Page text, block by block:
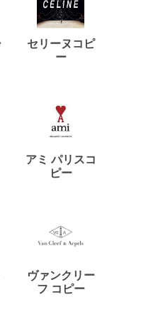
セリーヌコピ
ー
アミ パリスコ
ピー
ヴァンクリー
フ コピー